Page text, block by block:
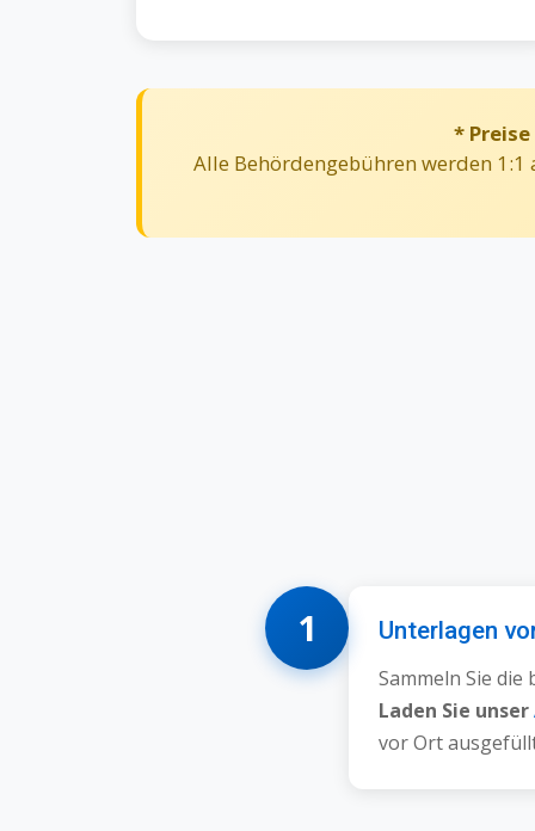
*
Alle Behördengebühren werden 1:1
1 Unterlagen
Sammeln Sie
Laden Sie unser
vor Ort